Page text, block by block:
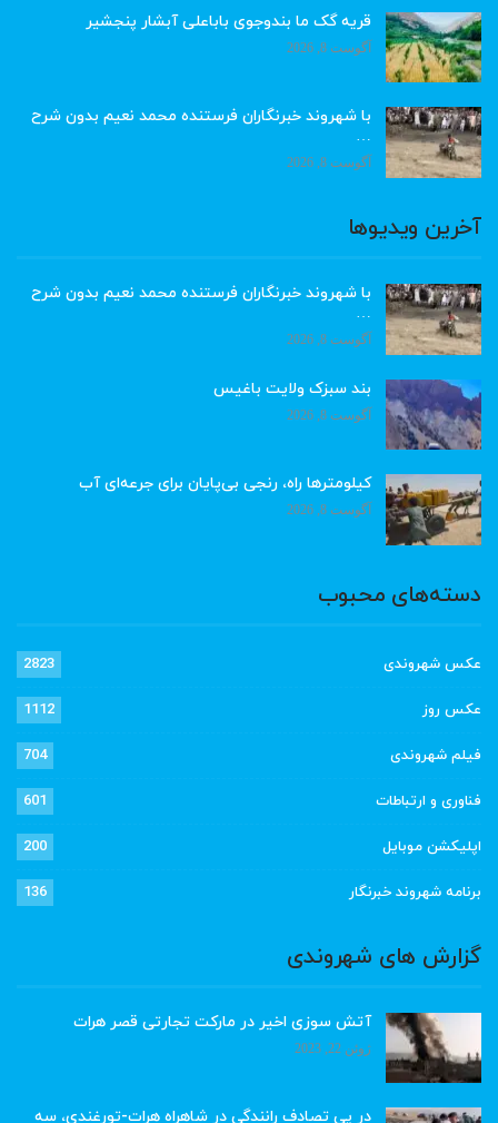
قریه گک ما بندوجوی باباعلی آبشار پنجشیر
آگوست 8, 2026
با شهروند خبرنگاران فرستنده محمد نعیم بدون شرح
…
آگوست 8, 2026
آخرین ویدیوها
با شهروند خبرنگاران فرستنده محمد نعیم بدون شرح
…
آگوست 8, 2026
بند سبزک ولایت باغیس
آگوست 8, 2026
کیلومترها راه، رنجی بی‌پایان برای جرعه‌ای آب
آگوست 8, 2026
دسته‌های محبوب
عکس شهروندی 2823
عکس روز 1112
فیلم شهروندی 704
فناوری و ارتباطات 601
اپلیکشن موبایل 200
برنامه شهروند خبرنگار 136
گزارش های شهروندی
آتش سوزی اخیر در مارکت تجارتی قصر هرات
ژوئن 22, 2023
در پی تصادف رانندگی در شاهراه هرات-تورغندی، سه